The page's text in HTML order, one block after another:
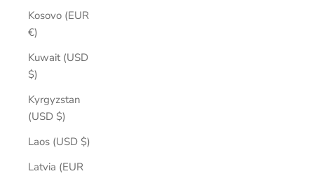
Kosovo (EUR
€)
Kuwait (USD
$)
Kyrgyzstan
(USD $)
Laos (USD $)
Latvia (EUR